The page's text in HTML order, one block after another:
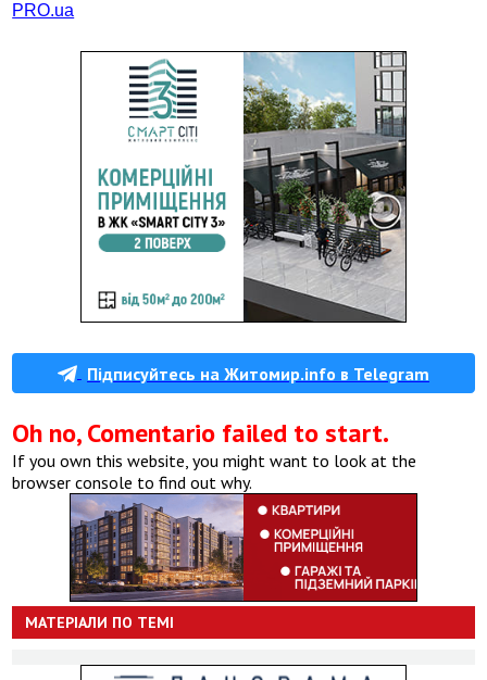
PRO.ua
Підписуйтесь на Житомир.info в Telegram
Oh no, Comentario failed to start.
If you own this website, you might want to look at the
browser console to find out why.
МАТЕРІАЛИ ПО ТЕМІ